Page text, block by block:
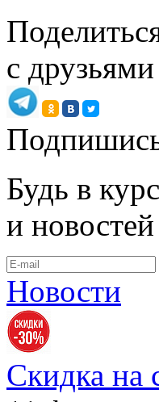
с друзьями
Будь в
и новостей
Новости
Скидка на